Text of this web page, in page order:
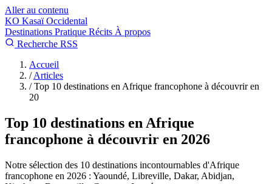
Aller au contenu
KO Kasaï Occidental
Destinations Pratique Récits À propos
Recherche RSS
Accueil
/ Articles
/ Top 10 destinations en Afrique francophone à découvrir en
20
Top 10 destinations en Afrique
francophone à découvrir en 2026
Notre sélection des 10 destinations incontournables d'Afrique
francophone en 2026 : Yaoundé, Libreville, Dakar, Abidjan,